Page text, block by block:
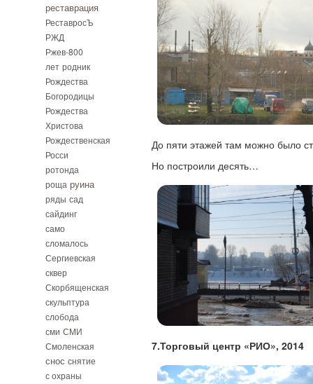
реставрация
РеставросЪ
РЖД
Ржев-800
лет родник
Рождества
Богородицы
Рождества
Христова
Рождественская
Росси
ротонда
роща руина
ряды сад
сайдинг
само
сломалось
Сергиевская
сквер
Скорбященская
скульптура
слобода
сми СМИ
Смоленская
снос снятие
с охраны
До пяти этажей там можно было
Но построили десять…
7.Торговый центр «РИО», 2014